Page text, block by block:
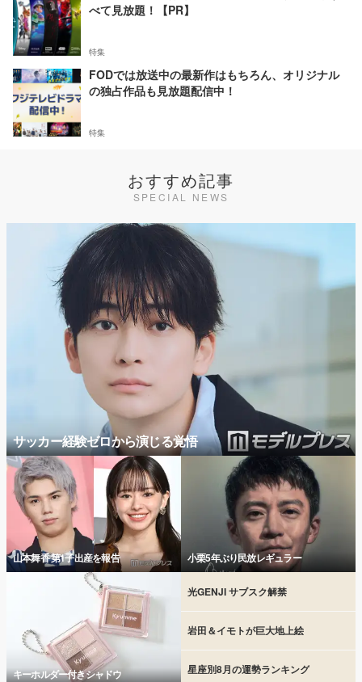
べて見放題！【PR】
特集
FODでは放送中の最新作はもちろん、オリジナル
の独占作品も見放題配信中！
特集
おすすめ記事
SPECIAL NEWS
サッカー経験ゼロから演じる覚悟
山本舞香 第1子出産を報告 小栗5年ぶり民放レギュラー
キーホルダー付きシャドウ
光GENJI サブスク解禁
岩田＆イモトが巨大地上絵
星座別8月の運勢ランキング